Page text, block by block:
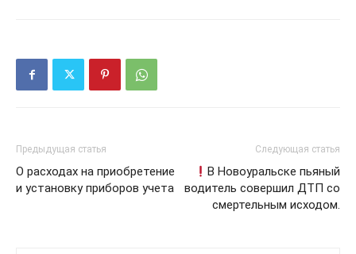
Предыдущая статья
О расходах на приобретение
и установку приборов учета
Следующая статья
В Новоуральске пьяный
водитель совершил ДТП со
смертельным исходом.